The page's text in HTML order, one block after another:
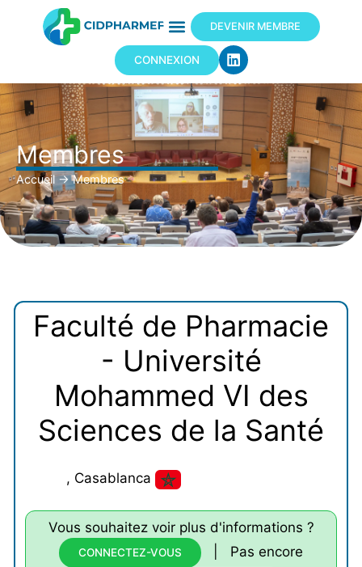
DEVENIR MEMBRE
CONNEXION
Membres
Accueil→Membres
Faculté de Pharmacie
- Université
Mohammed VI des
Sciences de la Santé
, Casablanca
Vous souhaitez voir plus d'informations ?
CONNECTEZ-VOUS
| Pas encore